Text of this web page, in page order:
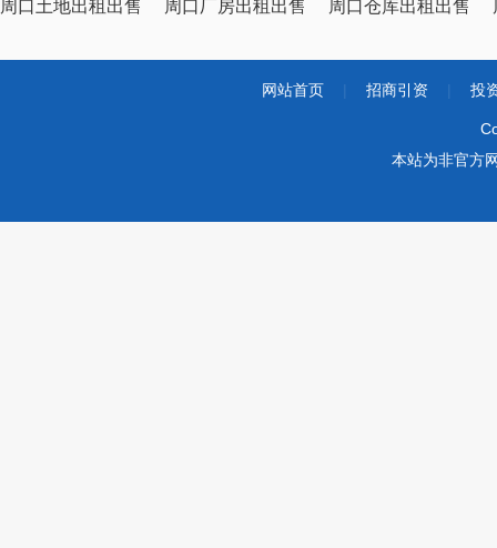
周口土地出租出售 周口厂房出租出售 周口仓库出租出售
网站首页 招商引资 投
本站为非官方